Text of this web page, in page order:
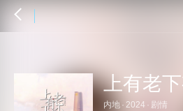
上有老
内地 · 2024 · 剧情